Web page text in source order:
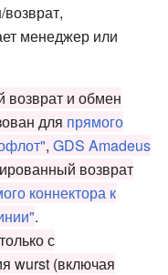
менеджер или
возврат и обмен
для прямого
, GDS Amadeus
возврат
коннектора к
.
с
wurst (включая